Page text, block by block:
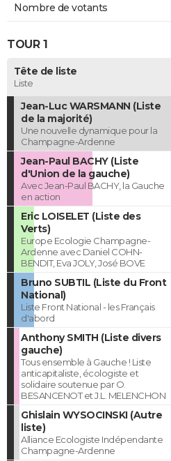
Nombre de votants
TOUR 1
Tête de liste
Liste
Jean-Luc WARSMANN (Liste
de la majorité)
Une nouvelle dynamique pour la
Champagne-Ardenne
Jean-Paul BACHY (Liste
d'Union de la gauche)
Avec Jean-Paul BACHY, la Gauche
en action
Eric LOISELET (Liste des
Verts)
Europe Ecologie Champagne-
Ardenne avec Daniel COHN-
BENDIT, Eva JOLY, José BOVE
Bruno SUBTIL (Liste du Front
National)
Liste Front National - les Français
d'abord
Anthony SMITH (Liste divers
gauche)
Tous ensemble à Gauche ! Liste
anticapitaliste, écologiste et
solidaire soutenue par O.
BESANCENOT et J.L. MELENCHON
Ghislain WYSOCINSKI (Autre
liste)
Alliance Ecologiste Indépendante
Champagne-Ardenne